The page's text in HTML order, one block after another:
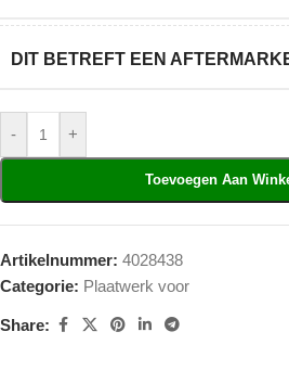
DIT BETREFT EEN
- +
Toevoegen Aan
Artikelnummer: 4028438
Categorie: Plaatwerk voor
Share: